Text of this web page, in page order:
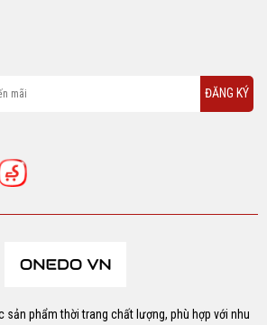
ĐĂNG KÝ
sản phẩm thời trang chất lượng, phù hợp với nhu